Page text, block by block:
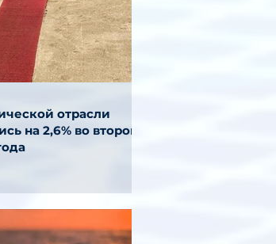
отрасли
на 2,6% во втором